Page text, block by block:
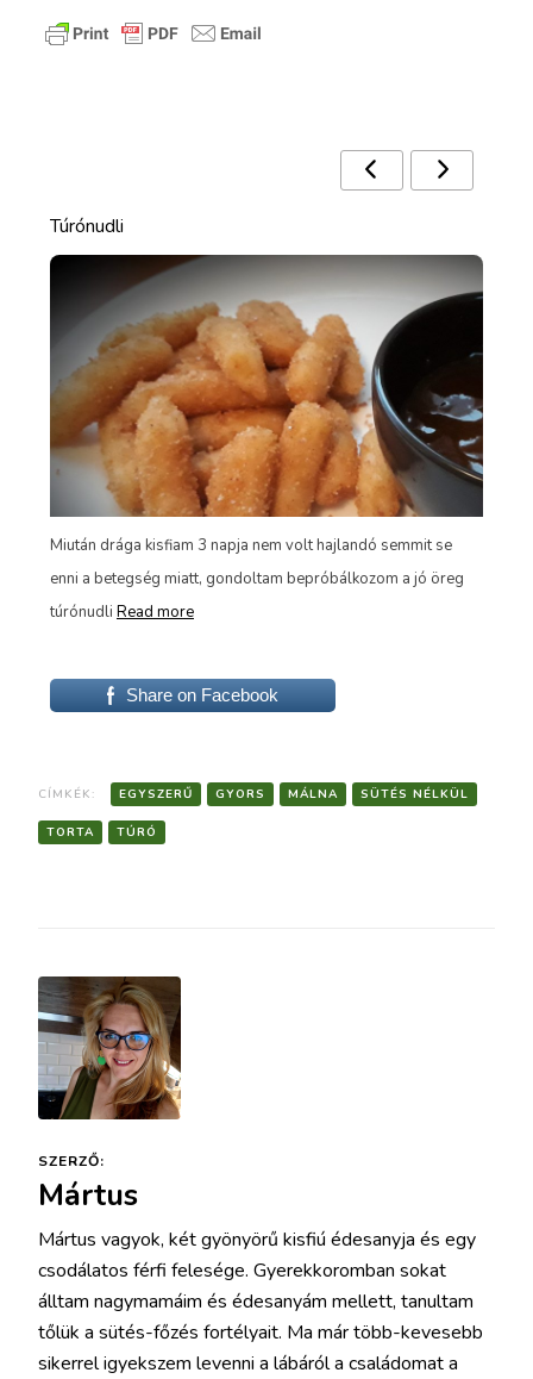
Túrónudli
Miután drága kisfiam 3 napja nem volt hajlandó semmit se
enni a betegség miatt, gondoltam bepróbálkozom a jó öreg
túrónudli Read more
Share on Facebook
CÍMKÉK: EGYSZERŰ GYORS MÁLNA SÜTÉS NÉLKÜL
TORTA TÚRÓ
SZERZŐ:
Mártus
Mártus vagyok, két gyönyörű kisfiú édesanyja és egy
csodálatos férfi felesége. Gyerekkoromban sokat
álltam nagymamáim és édesanyám mellett, tanultam
tőlük a sütés-főzés fortélyait. Ma már több-kevesebb
sikerrel igyekszem levenni a lábáról a családomat a